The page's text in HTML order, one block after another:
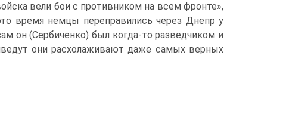
вели бои с противником на всем фронте»,
время немцы переправились через Днепр у
он (Сербиченко) был когда-то разведчиком и
они расхолаживают даже самых верных